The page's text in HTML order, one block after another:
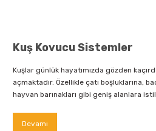
Kuş Kovucu Sistemler
Kuşlar günlük hayatımızda gözden
açmaktadır. Özellikle çatı boşluklarına,
hayvan barınakları gibi geniş alanlara
Devamı